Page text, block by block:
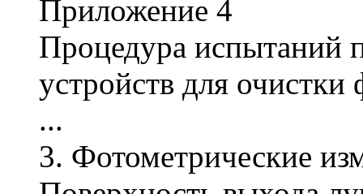
Приложение 4
Процедура испытаний
устройств для очистки
...
3. Фотометрические